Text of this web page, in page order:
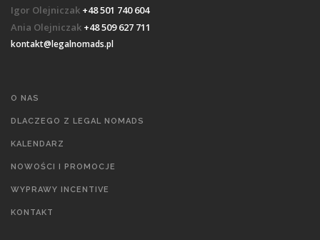
Igor Olejniczak +48 501 740 604
Ania Olejniczak +48 509 627 711
kontakt@legalnomads.pl
O NAS
DLACZEGO Z LEGAL NOMADS
KALENDARZ
NOWOŚCI I PROMOCJE
WYPRAWY INCENTIVE
KONTAKT